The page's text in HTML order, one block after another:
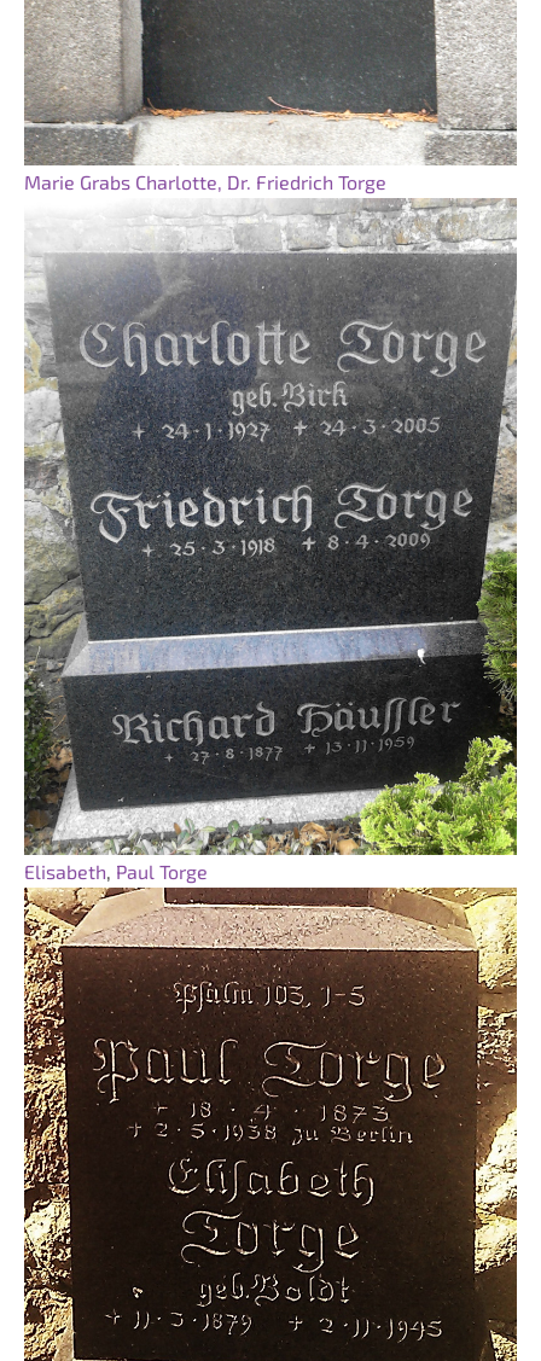
Marie Grabs Charlotte, Dr. Friedrich Torge
Elisabeth Paul Torge